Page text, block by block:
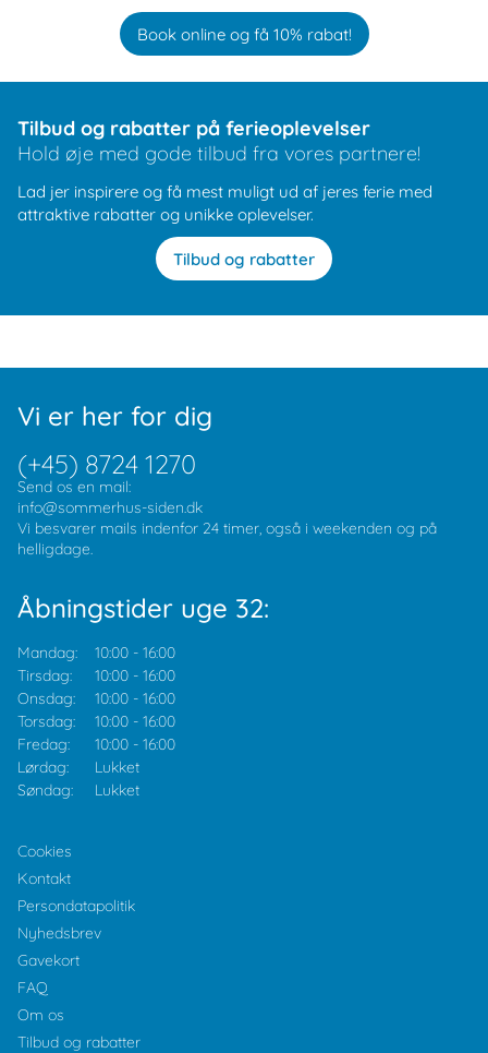
Book online og få 10% rabat!
Tilbud og rabatter på ferieoplevelser
Hold øje med gode tilbud fra vores partnere!
Lad jer inspirere og få mest muligt ud af jeres ferie med
attraktive rabatter og unikke oplevelser.
Tilbud og rabatter
Vi er her for dig
(+45) 8724 1270
Send os en mail:
info@sommerhus-siden.dk
Vi besvarer mails indenfor 24 timer, også i weekenden og på
helligdage.
Åbningstider uge 32:
Mandag: 10:00 - 16:00
Tirsdag:
10:00 - 16:00
Onsdag:
10:00 - 16:00
Torsdag:
10:00 - 16:00
Fredag:
10:00 - 16:00
Lørdag:
Lukket
Søndag:
Lukket
Cookies
Kontakt
Persondatapolitik
Nyhedsbrev
Gavekort
FAQ
Om os
Tilbud og rabatter